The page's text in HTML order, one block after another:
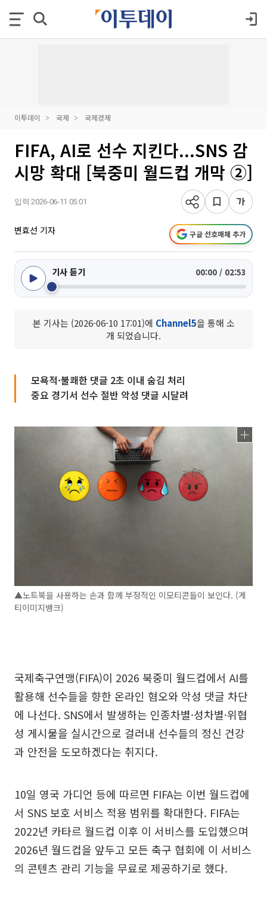
이투데이 국제 국제경제
FIFA, AI로 선수 지킨다...SNS 감
시망 확대 [북중미 월드컵 개막 ②]
입력 2026-06-11 05:01
변효선 기자 구글 선호매체 추가
기사 듣기 00:00 / 02:53
본 기사는 (2026-06-10 17:01)에 Channel5을 통해 소
개 되었습니다.
모욕적·불쾌한 댓글 2초 이내 숨김 처리
중요 경기서 선수 절반 악성 댓글 시달려
▲노트북을 사용하는 손과 함께 부정적인 이모티콘들이 보인다. (게
티이미지뱅크)
국제축구연맹(FIFA)이 2026 북중미 월드컵에서 AI를
활용해 선수들을 향한 온라인 혐오와 악성 댓글 차단
에 나선다. SNS에서 발생하는 인종차별·성차별·위협
성 게시물을 실시간으로 걸러내 선수들의 정신 건강
과 안전을 도모하겠다는 취지다.
10일 영국 가디언 등에 따르면 FIFA는 이번 월드컵에
서 SNS 보호 서비스 적용 범위를 확대한다. FIFA는
2022년 카타르 월드컵 이후 이 서비스를 도입했으며
2026년 월드컵을 앞두고 모든 축구 협회에 이 서비스
의 콘텐츠 관리 기능을 무료로 제공하기로 했다.